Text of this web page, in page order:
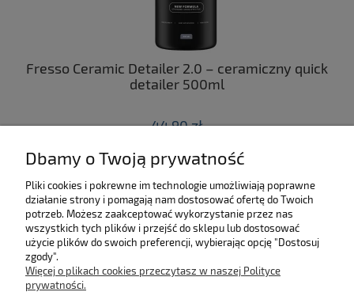
Fresso Ceramic Detailer 2.0 – ceramiczny quick
detailer 500ml
44,90 zł
do koszyka
SKLEP
MOJE KONTO
Dbamy o Twoją prywatność
Pliki cookies i pokrewne im technologie umożliwiają poprawne
działanie strony i pomagają nam dostosować ofertę do Twoich
potrzeb. Możesz zaakceptować wykorzystanie przez nas
wszystkich tych plików i przejść do sklepu lub dostosować
użycie plików do swoich preferencji, wybierając opcję "Dostosuj
zgody".
Więcej o plikach cookies przeczytasz w naszej Polityce
prywatności.